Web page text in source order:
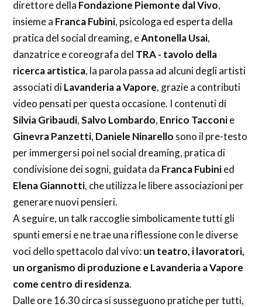
direttore della Fondazione Piemonte dal Vivo,
insieme a Franca Fubini, psicologa ed esperta della
pratica del social dreaming, eAntonella Usai,
danzatrice e coreografa del TRA - tavolo della
ricerca artistica, la parola passa ad alcuni degli artisti
associati diLavanderia a Vapore, grazie a contributi
video pensati per questa occasione. I contenuti di
Silvia Gribaudi,Salvo Lombardo, Enrico Tacconie
Ginevra Panzetti, Daniele Ninarello sono il pre-testo
per immergersi poi nel social dreaming, pratica di
condivisione dei sogni, guidata da Franca Fubinied
Elena Giannotti, che utilizza le libere associazioni per
generare nuovi pensieri.
A seguire, un talk raccoglie simbolicamente tutti gli
spunti emersi e ne trae una riflessione con le diverse
voci dello spettacolo dal vivo:un teatro, i lavoratori,
un organismo di produzione e Lavanderia a Vapore
come centro di residenza.
Dalle ore 16.30 circa si susseguono pratiche per tutti,